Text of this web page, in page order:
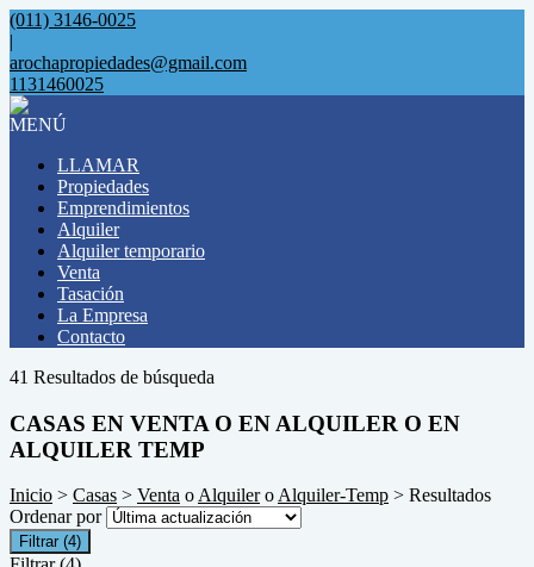
(011) 3146-0025
|
arochapropiedades@gmail.com
1131460025
MENÚ
LLAMAR
Propiedades
Emprendimientos
Alquiler
Alquiler temporario
Venta
Tasación
La Empresa
Contacto
41 Resultados de búsqueda
CASAS EN VENTA O EN ALQUILER O EN
ALQUILER TEMP
Inicio > Casas > Venta oAlquileroAlquiler-Temp > Resultados
Ordenar por
Filtrar (4)